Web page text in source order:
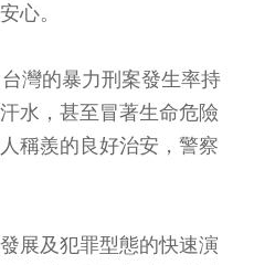
心。
灣的暴力刑案發生率持
水，甚至冒著生命危險
稱羨的良好治安，警察
展及犯罪型態的快速演